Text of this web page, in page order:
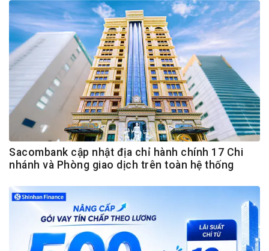
Sacombank cập nhật địa chỉ hành chính 17 Chi
nhánh và Phòng giao dịch trên toàn hệ thống